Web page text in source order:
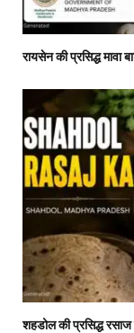
रायसेन की प्रसिद्ध मावा
शहडोल की प्रसिद्ध